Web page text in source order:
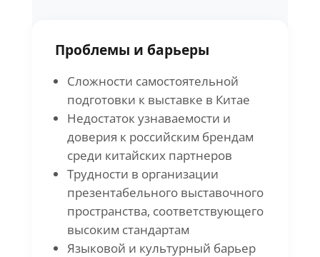
Проблемы и барьеры
Сложности самостоятельной
подготовки к выставке в Китае
Недостаток узнаваемости и
доверия к российским брендам
среди китайских партнеров
Трудности в организации
презентабельного выставочного
пространства, соответствующего
высоким стандартам
Языковой и культурный барьер